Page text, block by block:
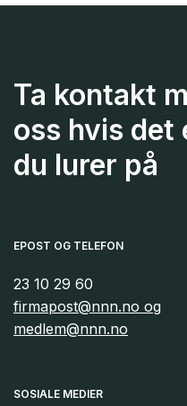
Ta kontakt
oss hvis det
du lurer på
EPOST OG TELEFON
23 10 29 60
firmapost@nnn.no og
medlem@nnn.no
SOSIALE MEDIER